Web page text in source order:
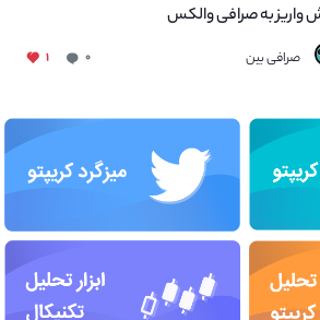
واریز به صرافی والکس
صرافی بین ۰ ۱